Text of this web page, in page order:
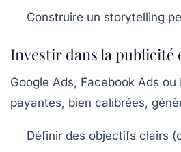
Construire un storytelling
Investir dans la publicité
Google Ads, Facebook Ads
payantes, bien calibrées,
Définir des objectifs clairs